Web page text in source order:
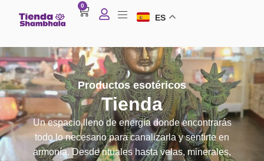
0
ES
Productos esotéricos
Tienda
Un espacio lleno de energía donde encontrarás
todo lo necesario para canalizarla y sentirte en
armonía. Desde rituales hasta velas, minerales,